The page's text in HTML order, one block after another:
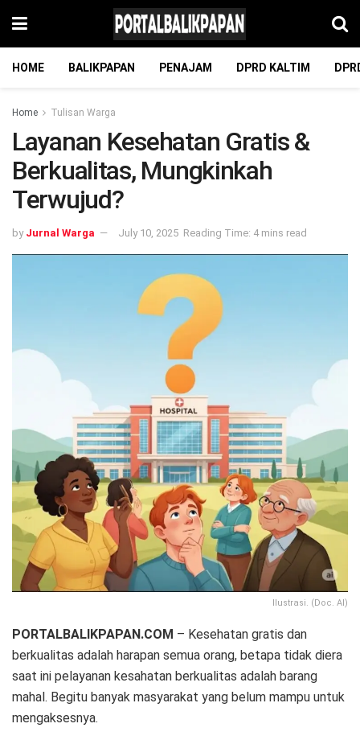
HOME BALIKPAPAN PENAJAM DPRD KALTIM
Home Tulisan Warga
Layanan Kesehatan Gratis &
Berkualitas, Mungkinkah
Terwujud?
by Jurnal Warga July 10, 2025 Reading Time: 4 mins read
Ilustrasi. (Doc. AI)
PORTALBALIKPAPAN.COM – Kesehatan gratis dan
berkualitas adalah harapan semua orang, betapa tidak diera
saat ini pelayanan kesahatan berkualitas adalah barang
mahal. Begitu banyak masyarakat yang belum mampu untuk
mengaksesnya.